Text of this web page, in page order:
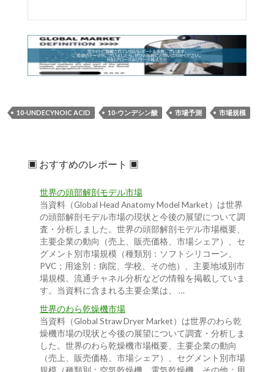
10-UNDECYNOIC ACID 10-ウンデシン酸 市場予測 市場規模
▣ おすすめのレポート ▣
世界の頭部解剖モデル市場
当資料（Global Head Anatomy Model Market）は世界
の頭部解剖モデル市場の現状と今後の展望について調
査・分析しました。世界の頭部解剖モデル市場概要、
主要企業の動向（売上、販売価格、市場シェア）、セ
グメント別市場規模（種類別：ソフトシリコーン、
PVC；用途別：病院、学校、その他）、主要地域別市
場規模、流通チャネル分析などの情報を掲載していま
す。当資料に含まれる主要企業は、 …
世界のわら乾燥機市場
当資料（Global Straw Dryer Market）は世界のわら乾
燥機市場の現状と今後の展望について調査・分析しま
した。世界のわら乾燥機市場概要、主要企業の動向
（売上、販売価格、市場シェア）、セグメント別市場